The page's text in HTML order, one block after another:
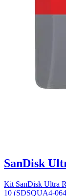
SanDisk
Kit SanDisk Ultra
10 (SDSQUA4-